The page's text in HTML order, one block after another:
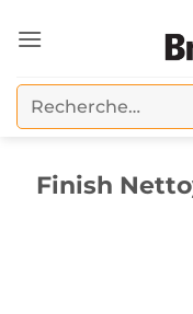
au
Recherche
pour :
Finish